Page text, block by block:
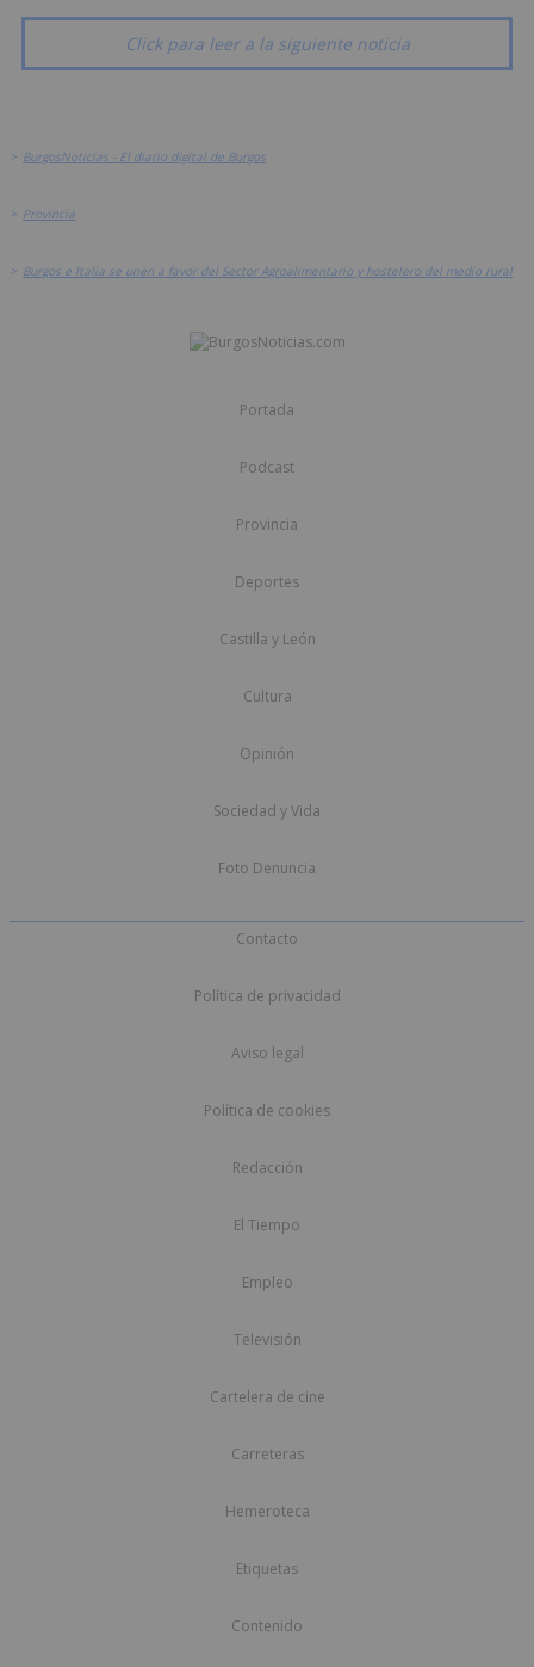
Click para leer a la siguiente noticia
> BurgosNoticias - El diario digital de Burgos
> Provincia
> Burgos e Italia se unen a favor del Sector Agroalimentario y hostelero del medio rural
Portada
Podcast
Provincia
Deportes
Castilla y León
Cultura
Opinión
Sociedad y Vida
Foto Denuncia
Contacto
Política de privacidad
Aviso legal
Política de cookies
Redacción
El Tiempo
Empleo
Televisión
Cartelera de cine
Carreteras
Hemeroteca
Etiquetas
Contenido